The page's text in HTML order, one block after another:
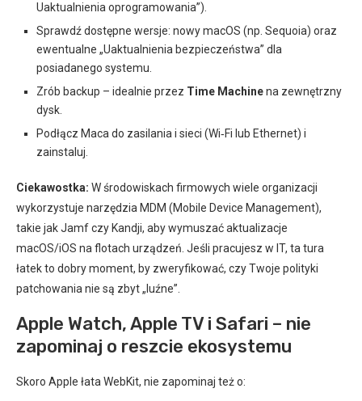
Uaktualnienia oprogramowania”).
Sprawdź dostępne wersje: nowy macOS (np. Sequoia) oraz
ewentualne „Uaktualnienia bezpieczeństwa” dla
posiadanego systemu.
Zrób backup – idealnie przez Time Machinena zewnętrzny
dysk.
Podłącz Maca do zasilania i sieci (Wi‑Fi lub Ethernet) i
zainstaluj.
Ciekawostka: W środowiskach firmowych wiele organizacji
wykorzystuje narzędzia MDM (Mobile Device Management),
takie jak Jamf czy Kandji, aby wymuszać aktualizacje
macOS/iOS na flotach urządzeń. Jeśli pracujesz w IT, ta tura
łatek to dobry moment, by zweryfikować, czy Twoje polityki
patchowania nie są zbyt „luźne”.
Apple Watch, Apple TV i Safari – nie
zapominaj o reszcie ekosystemu
Skoro Apple łata WebKit, nie zapominaj też o: